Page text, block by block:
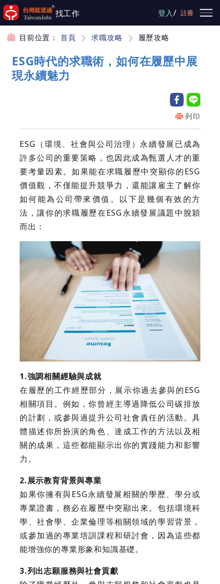
跳到主要內容
找工作 登入/ 註冊
目前位置： 首頁 求職攻略 履歷攻略
ESG時代的求職術，如何在履歷中展
現永續魅力
列印
ESG（環境、社會與公司治理）永續發展已成為
許多公司的重要策略，也因此成為甄選人才的重
要考量因素。如果能在求職履歷中突顯你的ESG
價值觀，不僅能提升競爭力，還能讓雇主了解你
如何能為公司帶來價值。以下是幾個有效的方
法，讓你的求職履歷在ESG永續發展議題中脫穎
而出：
1.強調相關經驗與成就
在履歷的工作經歷部分，展示你過去參與的ESG
相關項目。例如，你曾經主導過降低公司碳排放
的計劃，或參與過提升公司社會責任的活動。具
體描述你所扮演的角色、達成工作的方法以及相
關的成果，這些都能顯示出你的實踐能力和影響
力。
2.展示教育背景與專業
如果你擁有與ESG永續發展相關的學歷、學分或
專業證書，務必在履歷中突顯出來。包括環境科
學、社會學、企業倫理等相關領域的學習背景，
或參加過的專業培訓課程和研討會，因為這些都
能增強你的專業形象和知識基礎。
3.列出志願服務與社會貢獻